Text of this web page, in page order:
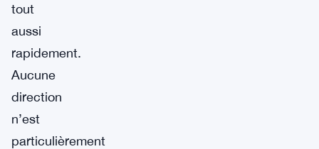
tout
aussi
rapidement.
Aucune
direction
n’est
particulièrement